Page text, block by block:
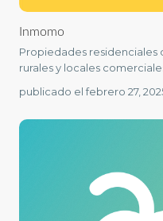
Inmomo
Propiedades residenciales
rurales y locales
publicado el febrero 27,